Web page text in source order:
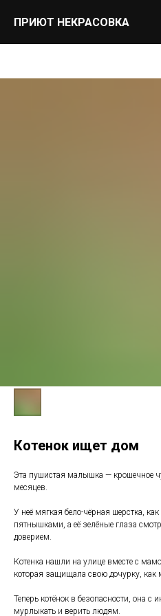
ПРИЮТ НЕКРАСОВКА
Котенок ищет дом
Эта пушистая малышка — крошечное
месяцев.
У неё мягкая бело-чёрная шерстка,
пятнышками, а её зелёные глаза
доверием.
Котенка нашли на улице вместе с
которая защищала свою дочурку, как
Теперь котёнок в безопасности, она с
мурлыкать и верить людям.